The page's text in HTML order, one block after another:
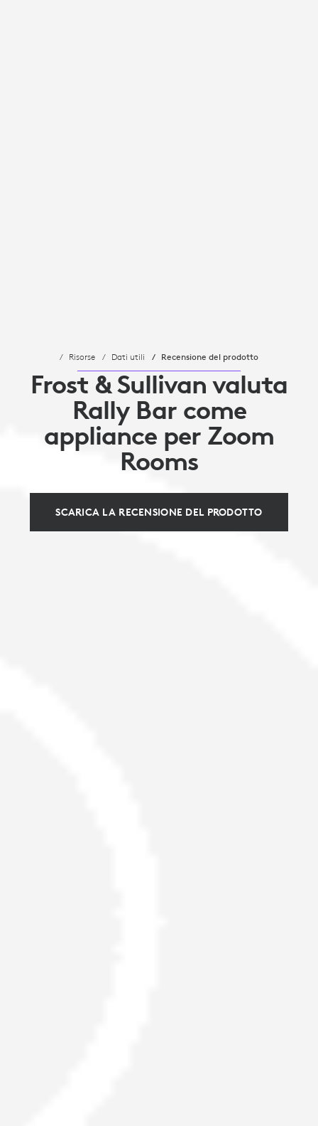
Risorse Dati utili Recensione del prodotto
Frost & Sullivan valuta
Rally Bar come
appliance per Zoom
Rooms
SCARICA LA RECENSIONE DEL PRODOTTO